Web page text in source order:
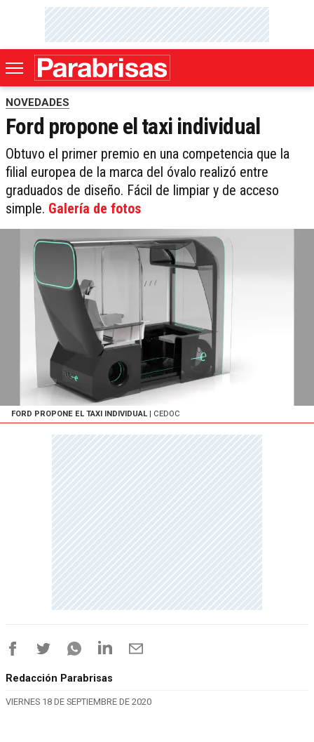
NOVEDADES
Ford propone el taxi individual
Obtuvo el primer premio en una competencia que la
filial europea de la marca del óvalo realizó entre
graduados de diseño. Fácil de limpiar y de acceso
simple. Galería de fotos
FORD PROPONE EL TAXI INDIVIDUAL | CEDOC
Redacción Parabrisas
VIERNES 18 DE SEPTIEMBRE DE 2020